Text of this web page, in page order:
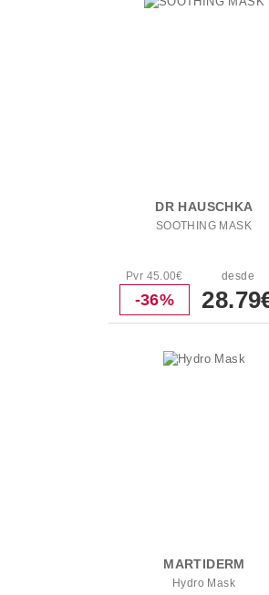
DR HAUSCHKA
SOOTHING MASK
Pvr 45.00€
-36%
desde
MARTIDERM
Hydro Mask